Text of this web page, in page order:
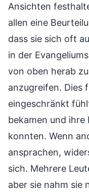
Ansichten
allen eine
dass sie sich oft
in der
von oben herab
anzugreifen. Dies
eingeschränkt
bekamen und
konnten. Wenn
ansprachen,
sich. Mehrere
aber sie nahm sie